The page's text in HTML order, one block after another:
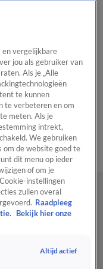
van Hart
Tip de
redactiePanelVideo's
en vergelijkbare
jou als gebruiker van
Als je „Alle
te kunnen
te verbeteren en om
meten. Als je
intrekt,
We gebruiken
om de website goed te
dit menu op ieder
of om je
instellingen
zullen overal
Raadpleeg
Bekijk hier onze
Altijd actief